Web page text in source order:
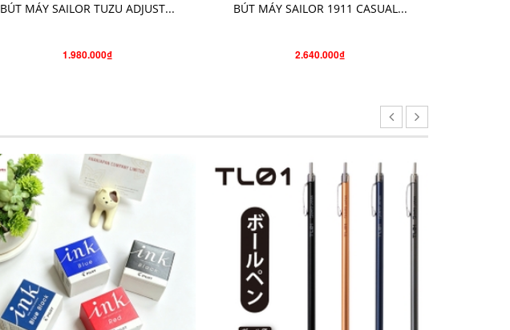
BÚT MÁY SAILOR TUZU ADJUST...
1.980.000₫
BÚT MÁY SAILOR 1911 CASUAL...
2.640.000₫